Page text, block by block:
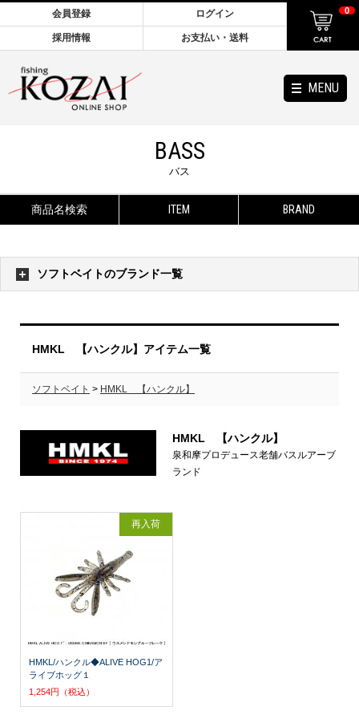
MENU
会員登録 ログイン
採用情報 お支払い・送料
0
BASS
バス
商品名検索 ITEM BRAND
ソフトベイトのブランド一覧
HMKL 【ハンクル】アイテム一覧
ソフトベイト > HMKL 【ハンクル】
HMKL 【ハンクル】
泉和摩プロデュース老舗バスルアーブ
ランド
HMKL/ハンクル◆ALIVE HOG1/ア
ライブホッグ１
1,254円（税込）
再入荷